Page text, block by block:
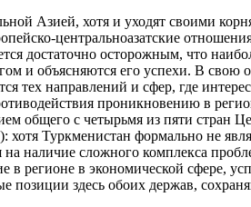
Азией, хотя и уходят своими
центральноазатские
достаточно осторожным, что
и объясняются его успехи. В
тех направлений и сфер, где
проникновению в
общего с четырьмя из пяти
Туркменистан формально не
наличие сложного комплекса
в регионе в экономической сфере,
позиции здесь обоих держав,